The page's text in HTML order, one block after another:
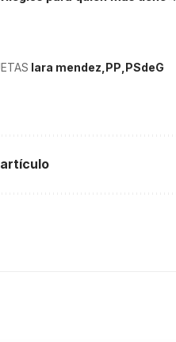
lara mendez PP PSdeG